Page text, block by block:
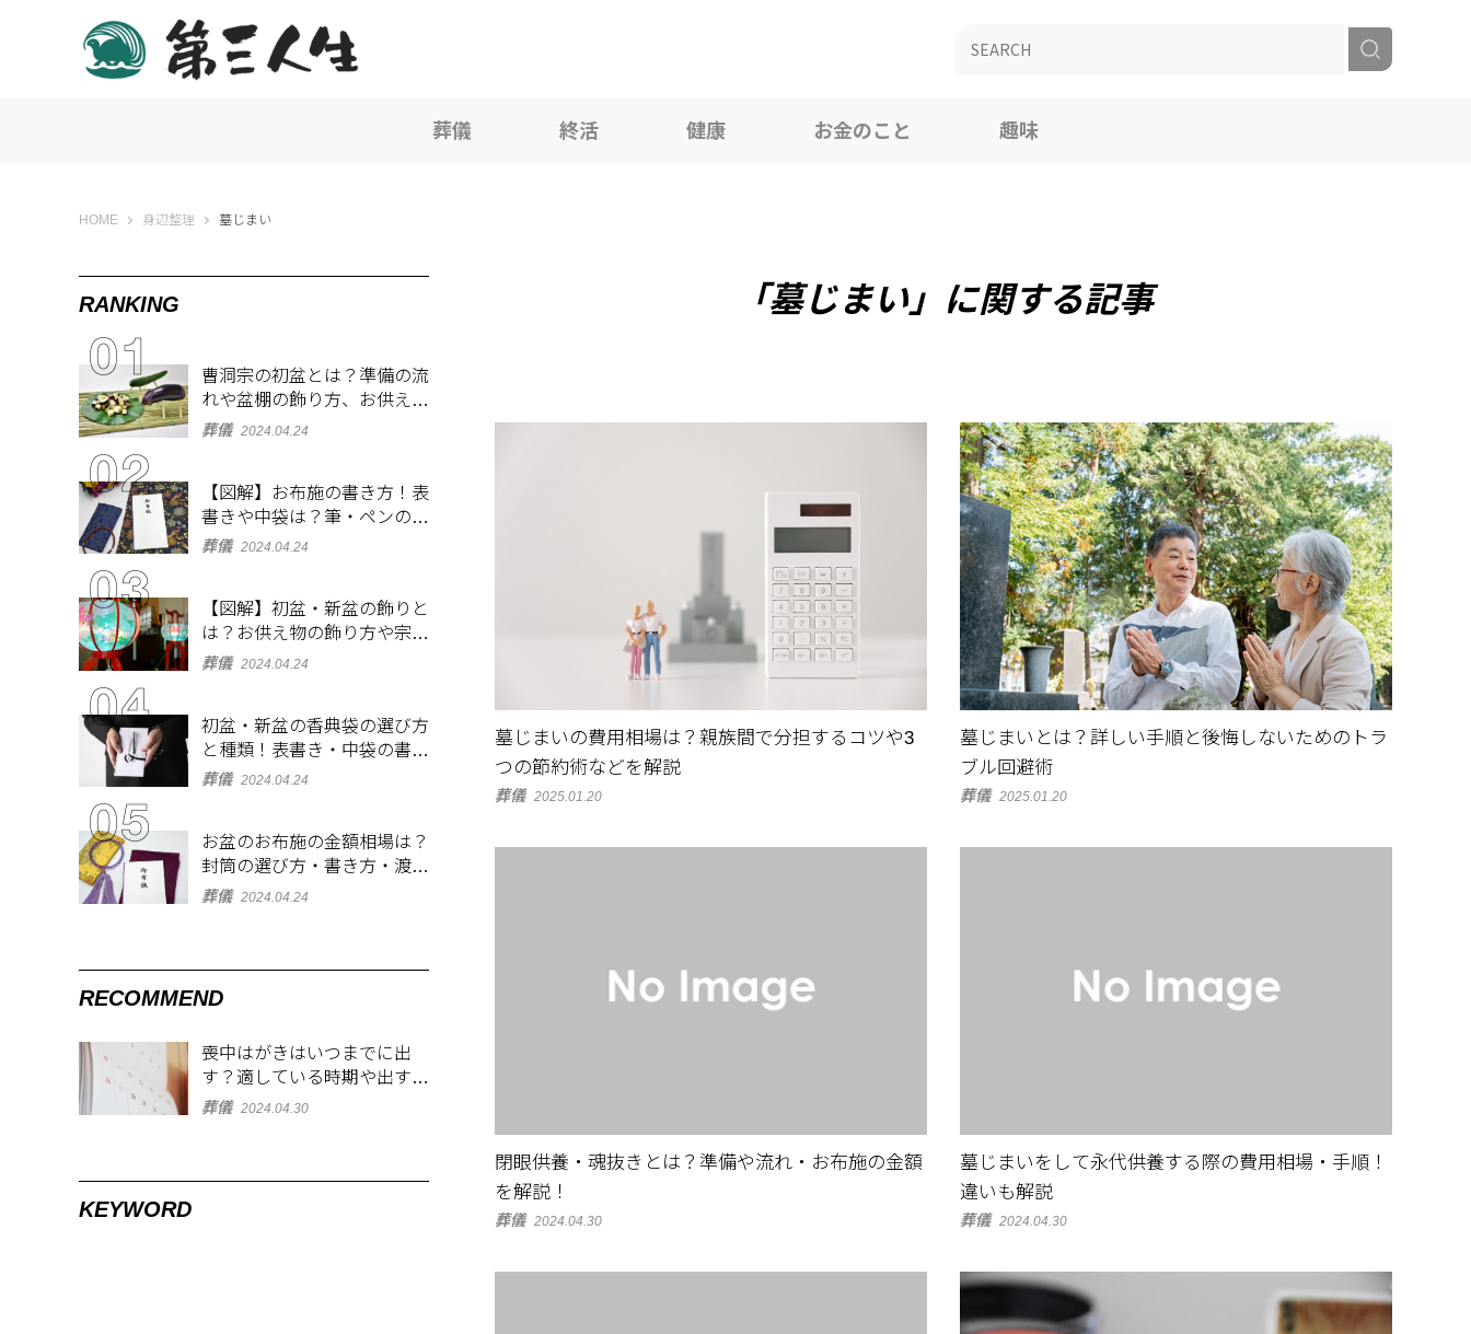
葬儀 終活 健康 お金のこと 趣味
HOME 第三人生 〜寄り道の歩き方〜
身辺整理 墓じまい
「墓じまい」に関する記事
墓じまいの費用相場は？親族間で分担するコツや3
つの節約術などを解説
葬儀 2025.01.20
墓じまいとは？詳しい手順と後悔しないためのトラ
ブル回避術
葬儀 2025.01.20
閉眼供養・魂抜きとは？準備や流れ・お布施の金額
を解説！
葬儀 2024.04.30
墓じまいをして永代供養する際の費用相場・手順！
違いも解説
葬儀 2024.04.30
RANKING
曹洞宗の初盆とは？準備の流
れや盆棚の飾り方、お供え物
を解説
葬儀 2024.04.24
【図解】お布施の書き方！表
書きや中袋は？筆・ペンのマ
ナーとよくあるQ&A集
葬儀 2024.04.24
【図解】初盆・新盆の飾りと
は？お供え物の飾り方や宗派
ごとの違いを解説！
葬儀 2024.04.24
初盆・新盆の香典袋の選び方
と種類！表書き・中袋の書き
方、お札の入れ方も
葬儀 2024.04.24
お盆のお布施の金額相場は？
封筒の選び方・書き方・渡し
方も解説
葬儀 2024.04.24
RECOMMEND
喪中はがきはいつまでに出
す？適している時期や出す範
囲を解説！
葬儀 2024.04.30
KEYWORD